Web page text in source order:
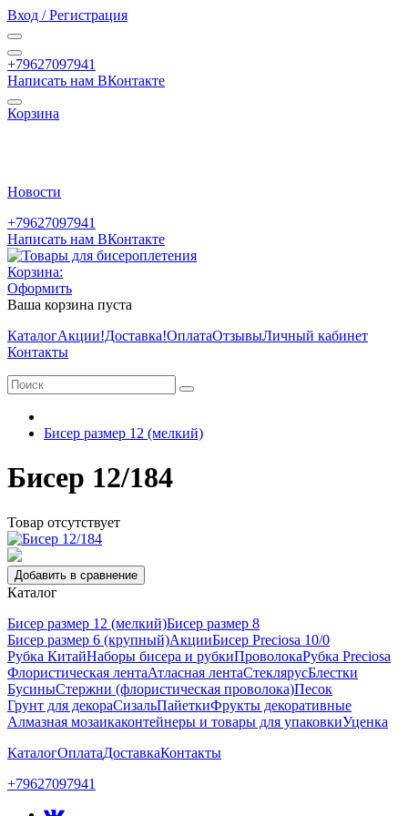
Вход / Регистрация
+79627097941
Написать нам ВКонтакте
Корзина
Новости
+79627097941
Написать нам ВКонтакте
Корзина:
Оформить
Ваша корзина пуста
КаталогАкции!Доставка!ОплатаОтзывыЛичный кабинет
Контакты
Бисер размер 12 (мелкий)
Бисер 12/184
Товар отсутствует
Добавить в сравнение
Каталог
Бисер размер 12 (мелкий)Бисер размер 8
Бисер размер 6 (крупный)АкцииБисер Preciosa 10/0
Рубка КитайНаборы бисера и рубкиПроволокаРубка Preciosa
Флористическая лентаАтласная лентаСтеклярусБлестки
БусиныСтержни (флористическая проволока)Песок
Грунт для декораСизальПайеткиФрукты декоративные
Алмазная мозаикаконтейнеры и товары для упаковкиУценка
КаталогОплатаДоставкаКонтакты
+79627097941